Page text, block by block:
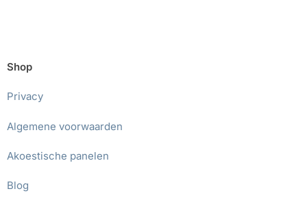
Shop
Privacy
Algemene voorwaarden
Akoestische panelen
Blog